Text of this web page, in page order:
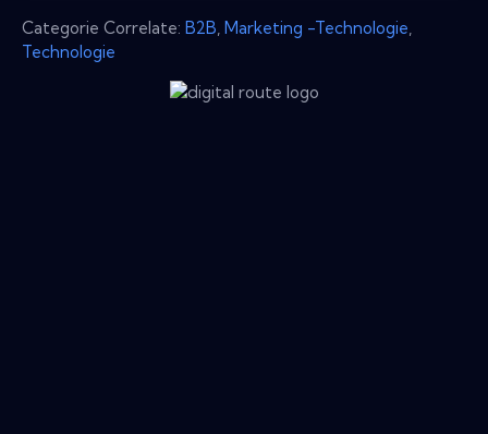
Categorie Correlate: B2B Marketing -Technologie
Technologie